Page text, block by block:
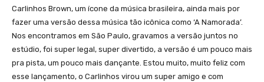
Carlinhos Brown, um ícone da música brasileira, ainda mais por
fazer uma versão dessa música tão icônica como ‘A Namorada’.
Nos encontramos em São Paulo, gravamos a versão juntos no
estúdio, foi super legal, super divertido, a versão é um pouco mais
pra pista, um pouco mais dançante. Estou muito, muito feliz com
esse lançamento, o Carlinhos virou um super amigo e com